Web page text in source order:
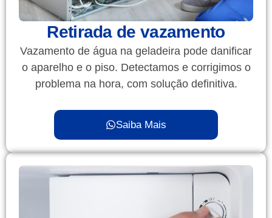
Retirada de vazamento
Vazamento de água na geladeira pode danificar
o aparelho e o piso. Detectamos e corrigimos o
problema na hora, com solução definitiva.
Saiba Mais